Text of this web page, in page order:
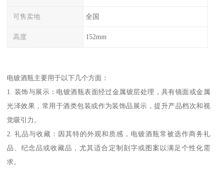
可售卖地 全国
高度 152mm
电镀酒瓶主要用于以下几个方面：
1. 装饰与展示：电镀酒瓶表面经过金属镀层处理，具有镜面或金属
光泽效果，常用于酒类包装或作为装饰品展示，提升产品档次和视
觉吸引力。
2. 礼品与收藏：因其特的外观和质感，电镀酒瓶常被选作商务礼
品、纪念品或收藏品，尤其适合定制刻字或图案以满足个性化需
求。